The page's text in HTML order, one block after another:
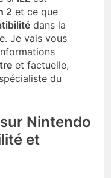
2 et ce que
dans la
Je vais vous
et factuelle,
du
Nintendo
et